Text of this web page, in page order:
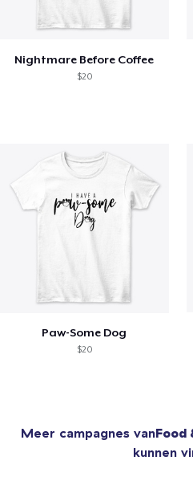
Nightmare Before Coffee
$20
Paw-Some Dog
$20
Meer campagnes vanFood
kunnen